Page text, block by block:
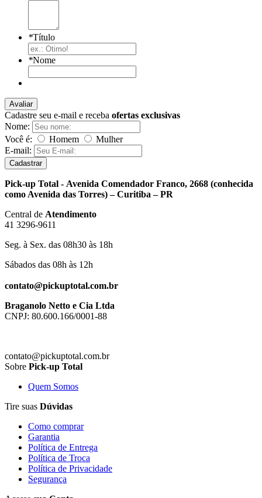
*Título
*Nome
Avaliar
Cadastre seu e-mail e receba ofertas exclusivas
Nome:
Você é:
Homem
Mulher
E-mail:
Cadastrar
Pick-up Total - Avenida Comendador Franco, 2668 (conhecida
como Avenida das Torres) – Curitiba – PR
Central de Atendimento
41 3296-9611
Seg. à Sex. das 08h30 às 18h
Sábados das 08h às 12h
contato@pickuptotal.com.br
Braganolo Netto e Cia Ltda
CNPJ: 80.600.166/0001-88
contato@pickuptotal.com.br
Sobre Pick-up Total
Quem Somos
Tire suas Dúvidas
Como comprar
Garantia
Política de Entrega
Política de Troca
Política de Privacidade
Segurança